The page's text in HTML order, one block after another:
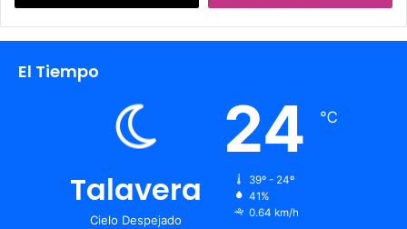
i
oEl Tiempo
Talavera
Cielo Despejado
24 ℃
39º - 24º
41%
0.64 km/h